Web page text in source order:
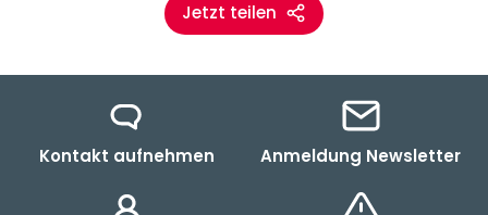
Jetzt teilen
Kontakt aufnehmen Anmeldung Newsletter